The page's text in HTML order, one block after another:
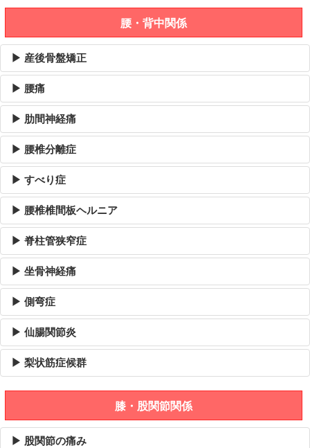
腰・背中関係
▶ 産後骨盤矯正
▶ 腰痛
▶ 肋間神経痛
▶ 腰椎分離症
▶ すべり症
▶ 腰椎椎間板ヘルニア
▶ 脊柱管狭窄症
▶ 坐骨神経痛
▶ 側弯症
▶ 仙腸関節炎
▶ 梨状筋症候群
膝・股関節関係
▶ 股関節の痛み